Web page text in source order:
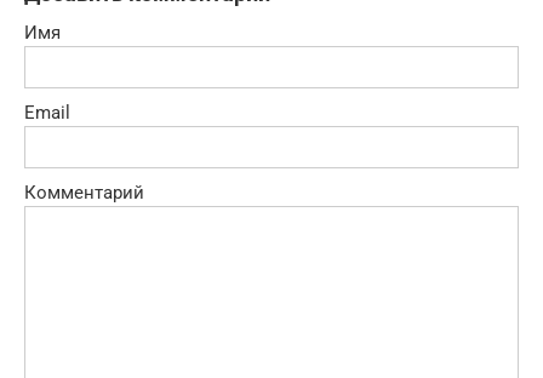
Имя
Email
Комментарий